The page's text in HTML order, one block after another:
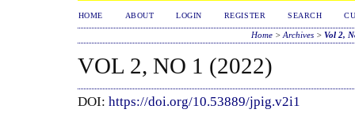
HOME ABOUT LOGIN REGISTER SEARCH
Home> Archives> Vol 2,
VOL 2, NO 1 (2022)
DOI: https://doi.org/10.53889/jpig.v2i1